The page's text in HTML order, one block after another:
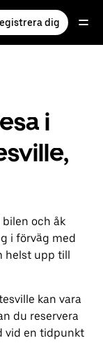
dig
i
och åk
i förväg med
helst upp till
kan vara
du reservera
vid en tidpunkt